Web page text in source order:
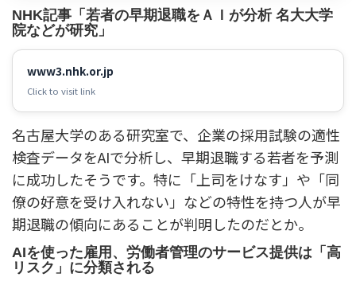
NHK記事「若者の早期退職をＡＩが分析 名大大学
院などが研究」
www3.nhk.or.jp
Click to visit link
名古屋大学のある研究室で、企業の採用試験の適性
検査データをAIで分析し、早期退職する若者を予測
に成功したそうです。特に「上司をけなす」や「同
僚の好意を受け入れない」などの特性を持つ人が早
期退職の傾向にあることが判明したのだとか。
AIを使った雇用、労働者管理のサービス提供は「高
リスク」に分類される